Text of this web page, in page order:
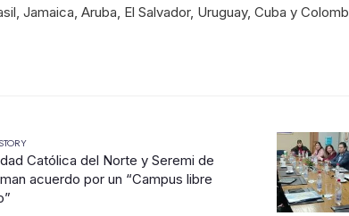
Jamaica, Aruba, El Salvador, Uruguay, Cuba y
Católica del Norte y Seremi de
acuerdo por un “Campus libre